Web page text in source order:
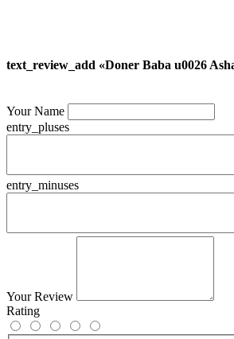
text_review_add «Doner Baba u0026
Your Name
entry_pluses
entry_minuses
Your Review
Rating